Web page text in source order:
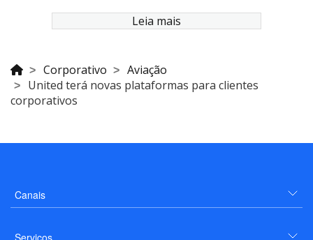
Leia mais
Corporativo
Aviação
United terá novas plataformas para clientes
corporativos
Canais
Serviços